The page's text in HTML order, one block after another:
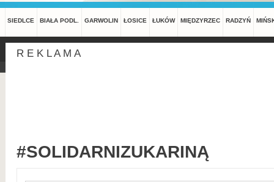
SIEDLCE BIAŁA PODL. GARWOLIN ŁOSICE ŁUKÓW MIĘDZYRZEC RADZYŃ
R E K L A M A
#SOLIDARNIZUKARINĄ